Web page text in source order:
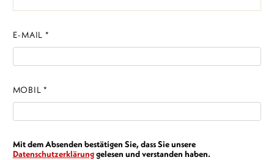
E-MAIL *
MOBIL *
Mit dem Absenden bestätigen Sie, dass Sie unsere
Datenschutzerklärunggelesen und verstanden haben.